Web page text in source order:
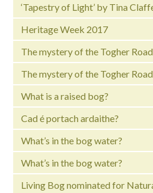
‘Tapestry of Light’ by Tina
Heritage Week 2017
The mystery of the Togher
The mystery of the Togher
What is a raised bog?
Cad é portach ardaithe?
What’s in the bog water?
What’s in the bog water?
Living Bog nominated for